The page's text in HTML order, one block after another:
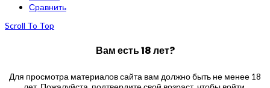
Сравнить
Scroll To Top
Вам есть 18 лет?
Для просмотра материалов сайта вам должно быть не менее 18